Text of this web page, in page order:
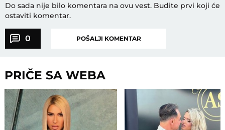
Do sada nije bilo komentara na ovu vest. Budite prvi koji će
ostaviti komentar.
0 POŠALJI KOMENTAR
PRIČE SA WEBA